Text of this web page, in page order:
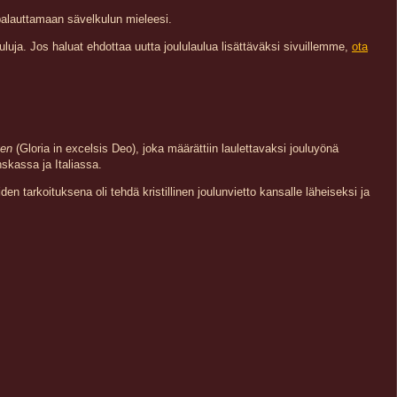
sävelkulun mieleesi.
Jos haluat ehdottaa uutta joululaulua lisättäväksi sivuillemme, ota
(Gloria in excelsis Deo), joka määrättiin laulettavaksi jouluyönä
ja Italiassa.
tarkoituksena oli tehdä kristillinen joulunvietto kansalle läheiseksi ja